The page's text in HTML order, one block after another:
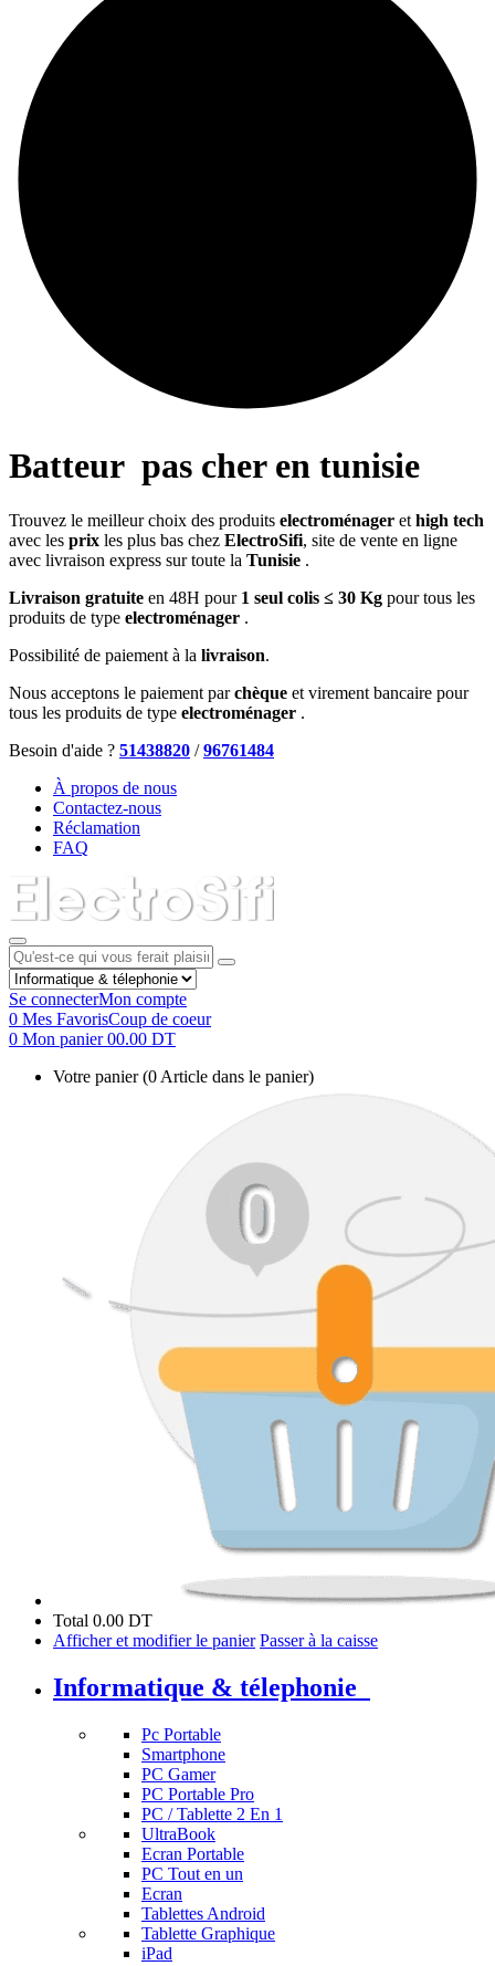
Batteur pas cher en tunisie
Trouvez le meilleur choix des produits electroménager et high tech
avec les prix les plus bas chez ElectroSifi, site de vente en ligne
avec livraison express sur toute la Tunisie .
Livraison gratuite en 48H pour 1 seul colis ≤ 30 Kg pour tous les
produits de type electroménager .
Possibilité de paiement à la livraison.
Nous acceptons le paiement parchèque et virement bancaire pour
tous les produits de type electroménager .
Besoin d'aide ? 51438820 /96761484
À propos de nous
Contactez-nous
Réclamation
FAQ
Se connecterMon compte
0 Mes FavorisCoup de coeur
0 Mon panier00.00 DT
Votre panier(0 Article dans le panier)
Total 0.00 DT
Afficher et modifier le panier Passer à la caisse
Informatique & télephonie
Pc Portable
Smartphone
PC Gamer
PC Portable Pro
PC / Tablette 2 En 1
UltraBook
Ecran Portable
PC Tout en un
Ecran
Tablettes Android
Tablette Graphique
iPad